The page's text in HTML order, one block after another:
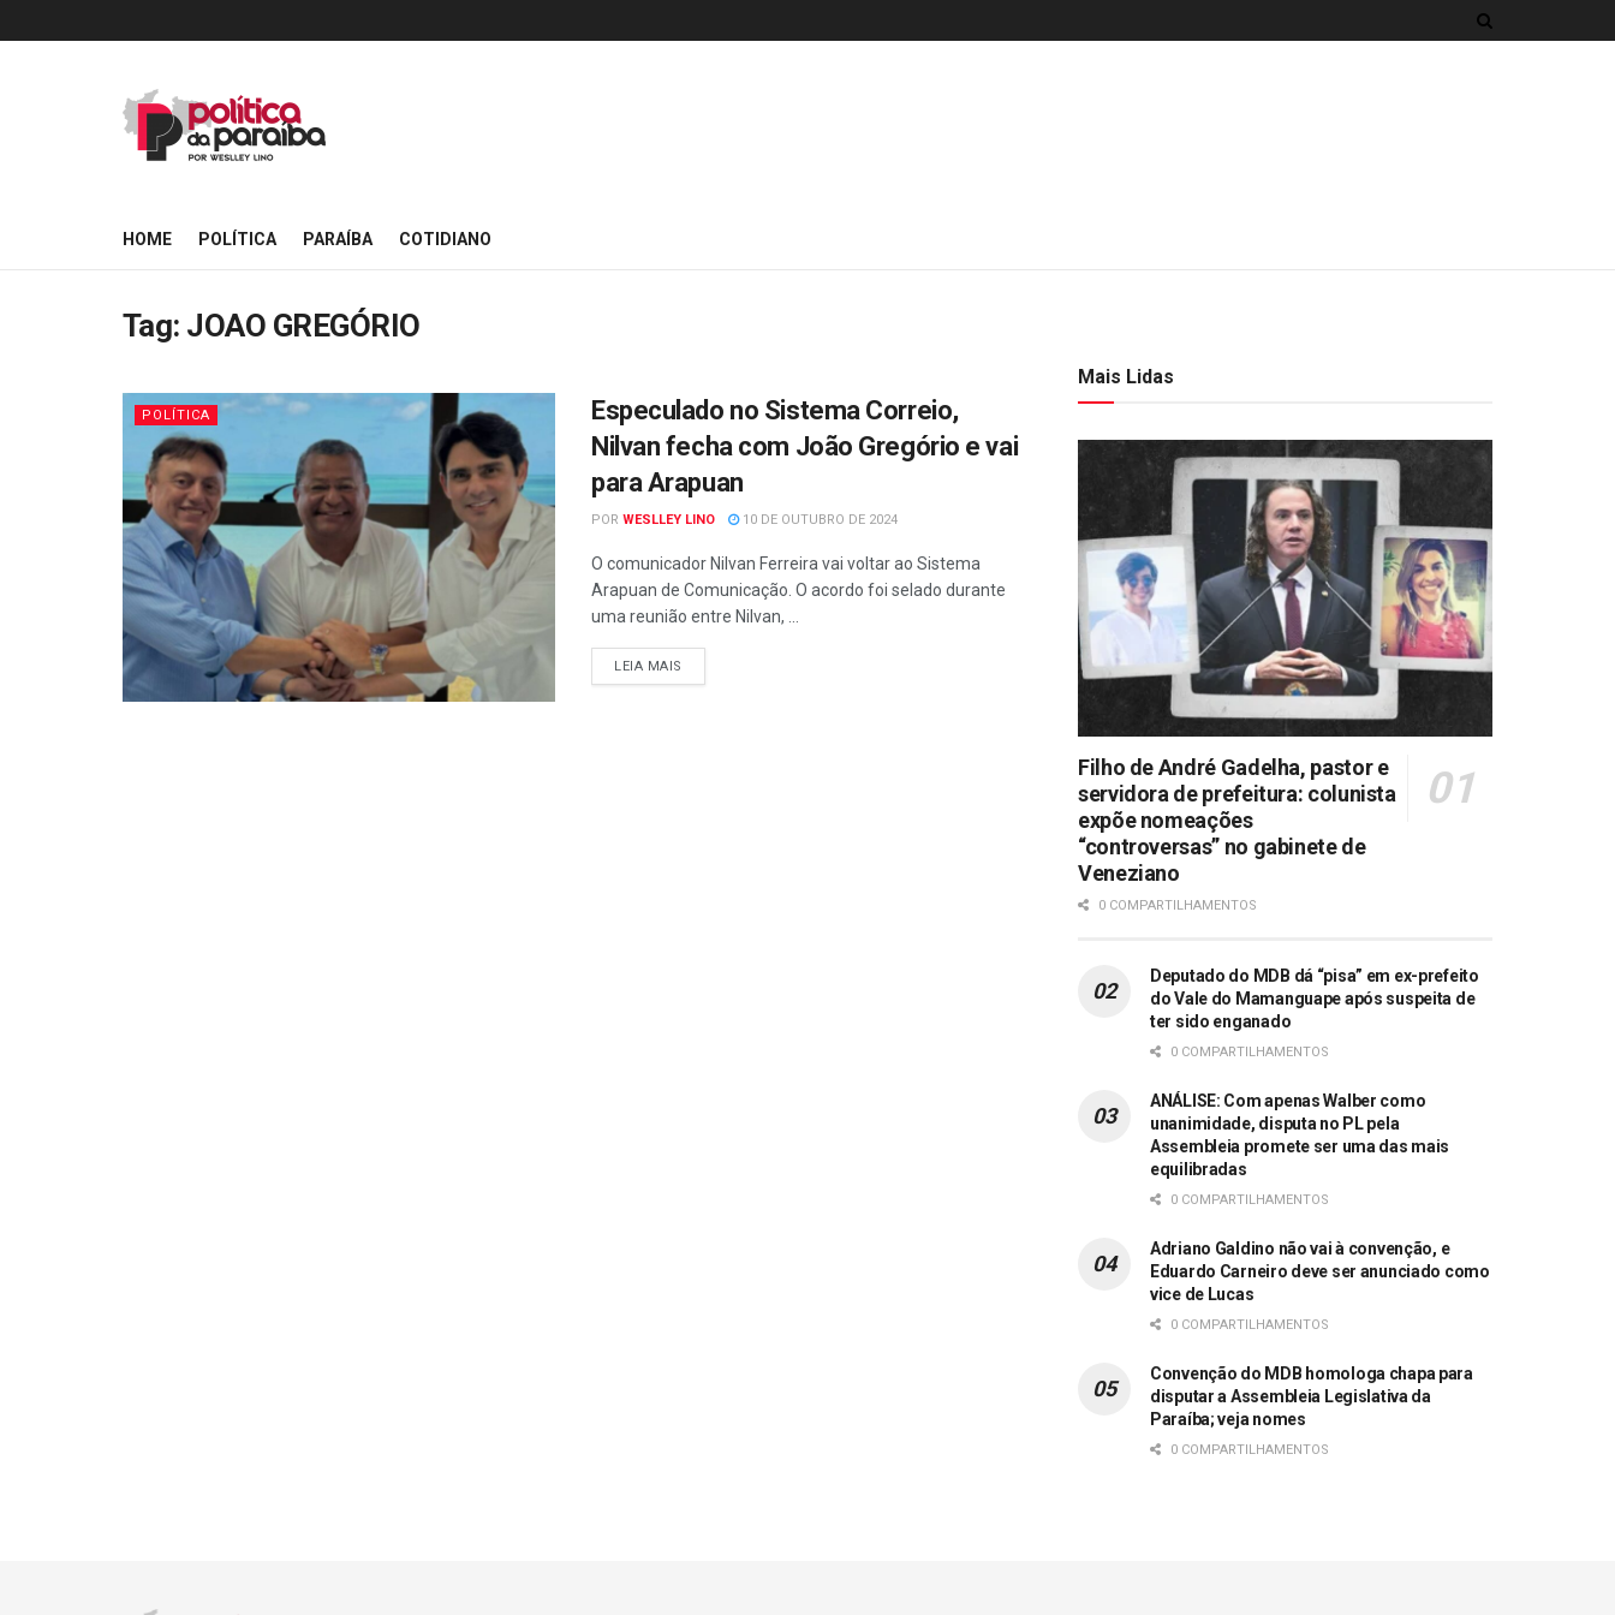
HOME POLÍTICA PARAÍBA COTIDIANO
Tag: JOAO GREGÓRIO
POLÍTICA
Especulado no Sistema Correio,
Nilvan fecha com João Gregório e vai
para Arapuan
POR WESLLEY LINO 10 DE OUTUBRO DE 2024
O comunicador Nilvan Ferreira vai voltar ao Sistema
Arapuan de Comunicação. O acordo foi selado durante
uma reunião entre Nilvan, ...
LEIA MAIS
Mais Lidas
Filho de André Gadelha, pastor e
servidora de prefeitura: colunista
expõe nomeações
“controversas” no gabinete de
Veneziano
0 COMPARTILHAMENTOS
Deputado do MDB dá “pisa” em ex-prefeito
do Vale do Mamanguape após suspeita de
ter sido enganado
0 COMPARTILHAMENTOS
ANÁLISE: Com apenas Walber como
unanimidade, disputa no PL pela
Assembleia promete ser uma das mais
equilibradas
0 COMPARTILHAMENTOS
Adriano Galdino não vai à convenção, e
Eduardo Carneiro deve ser anunciado como
vice de Lucas
0 COMPARTILHAMENTOS
Convenção do MDB homologa chapa para
disputar a Assembleia Legislativa da
Paraíba; veja nomes
0 COMPARTILHAMENTOS